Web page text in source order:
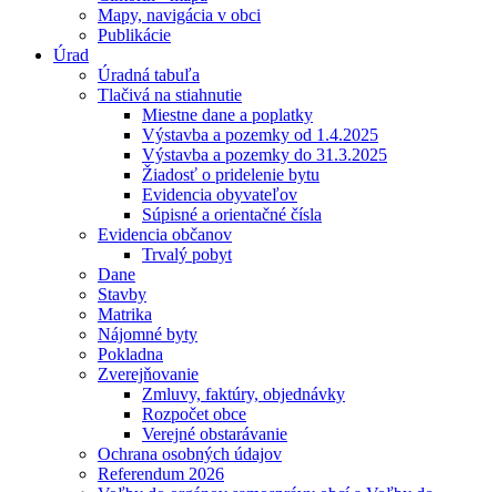
Mapy, navigácia v obci
Publikácie
Úrad
Úradná tabuľa
Tlačivá na stiahnutie
Miestne dane a poplatky
Výstavba a pozemky od 1.4.2025
Výstavba a pozemky do 31.3.2025
Žiadosť o pridelenie bytu
Evidencia obyvateľov
Súpisné a orientačné čísla
Evidencia občanov
Trvalý pobyt
Dane
Stavby
Matrika
Nájomné byty
Pokladna
Zverejňovanie
Zmluvy, faktúry, objednávky
Rozpočet obce
Verejné obstarávanie
Ochrana osobných údajov
Referendum 2026